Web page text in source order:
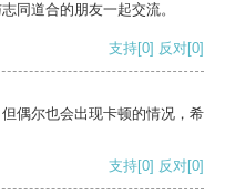
同道合的朋友一起交流。
支持[0] 反对[0]
偶尔也会出现卡顿的情况，希
支持[0] 反对[0]